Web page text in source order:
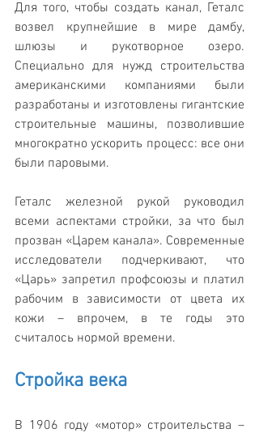
Для того, чтобы создать канал, Геталс
возвел крупнейшие в мире дамбу,
шлюзы и рукотворное озеро.
Специально для нужд строительства
американскими компаниями были
разработаны и изготовлены гигантские
строительные машины, позволившие
многократно ускорить процесс: все они
были паровыми.
Геталс железной рукой руководил
всеми аспектами стройки, за что был
прозван «Царем канала». Современные
исследователи подчеркивают, что
«Царь» запретил профсоюзы и платил
рабочим в зависимости от цвета их
кожи – впрочем, в те годы это
считалось нормой времени.
Стройка века
В 1906 году «мотор» строительства –